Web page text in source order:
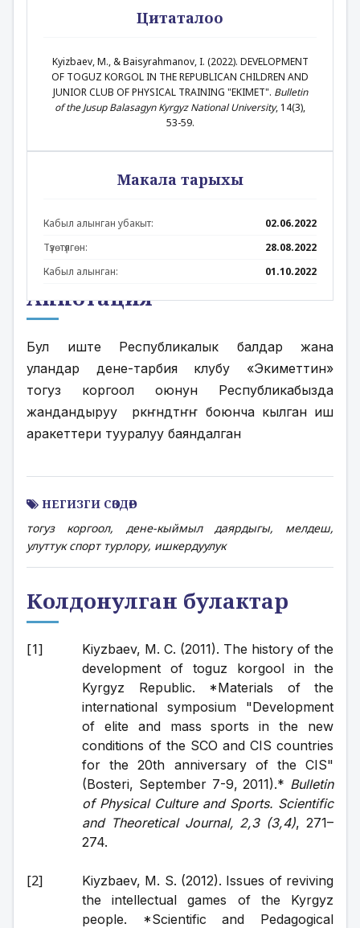
Аннотация
Бул иште Республикалык балдар жана
уландар дене-тарбия клубу «Экиметтин»
тогуз коргоол оюнун Республикабызда
жандандыруу  ӛркҥндӛтҥҥ боюнча кылган иш
аракеттери тууралуу баяндалган
НЕГИЗГИ СӨЗДӨР
тогуз коргоол, дене-кыймыл даярдыгы, мелдеш,
улуттук спорт турлору, ишкердуулук
Колдонулган булактар
Kiyzbaev, M. C. (2011). The history of the
development of toguz korgool in the
Kyrgyz Republic. *Materials of the
international symposium "Development
of elite and mass sports in the new
conditions of the SCO and CIS countries
for the 20th anniversary of the CIS"
(Bosteri, September 7-9, 2011).* Bulletin
of Physical Culture and Sports. Scientific
and Theoretical Journal, 2,3 (3,4), 271–
274.
Kiyzbaev, M. S. (2012). Issues of reviving
the intellectual games of the Kyrgyz
people. *Scientific and Pedagogical
Цитаталоо
Kyizbaev, M., & Baisyrahmanov, I. (2022). DEVELOPMENT
OF TOGUZ KORGOL IN THE REPUBLICAN CHILDREN AND
JUNIOR CLUB OF PHYSICAL TRAINING "EKIMET". Bulletin
of the Jusup Balasagyn Kyrgyz National University, 14(3),
53-59.
Макала тарыхы
Кабыл алынган убакыт:
02.06.2022
Түзөтүлгөн:
28.08.2022
Кабыл алынган:
01.10.2022